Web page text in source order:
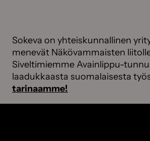
Sokeva on yhteiskunnallinen
menevät Näkövammaisten
Siveltimiemme Avainlippu-
laadukkaasta suomalaisesta
tarinaamme!